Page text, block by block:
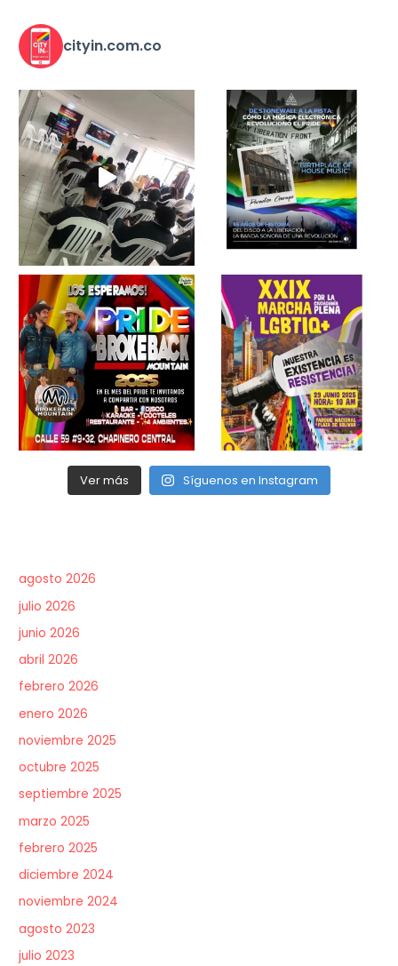
cityin.com.co
Ver más Síguenos en Instagram
agosto 2026
julio 2026
junio 2026
abril 2026
febrero 2026
enero 2026
noviembre 2025
octubre 2025
septiembre 2025
marzo 2025
febrero 2025
diciembre 2024
noviembre 2024
agosto 2023
julio 2023